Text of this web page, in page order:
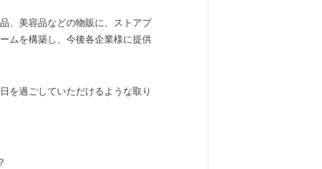
、美容品などの物販に、ストアプ
ムを構築し、今後各企業様に提供
を過ごしていただけるような取り